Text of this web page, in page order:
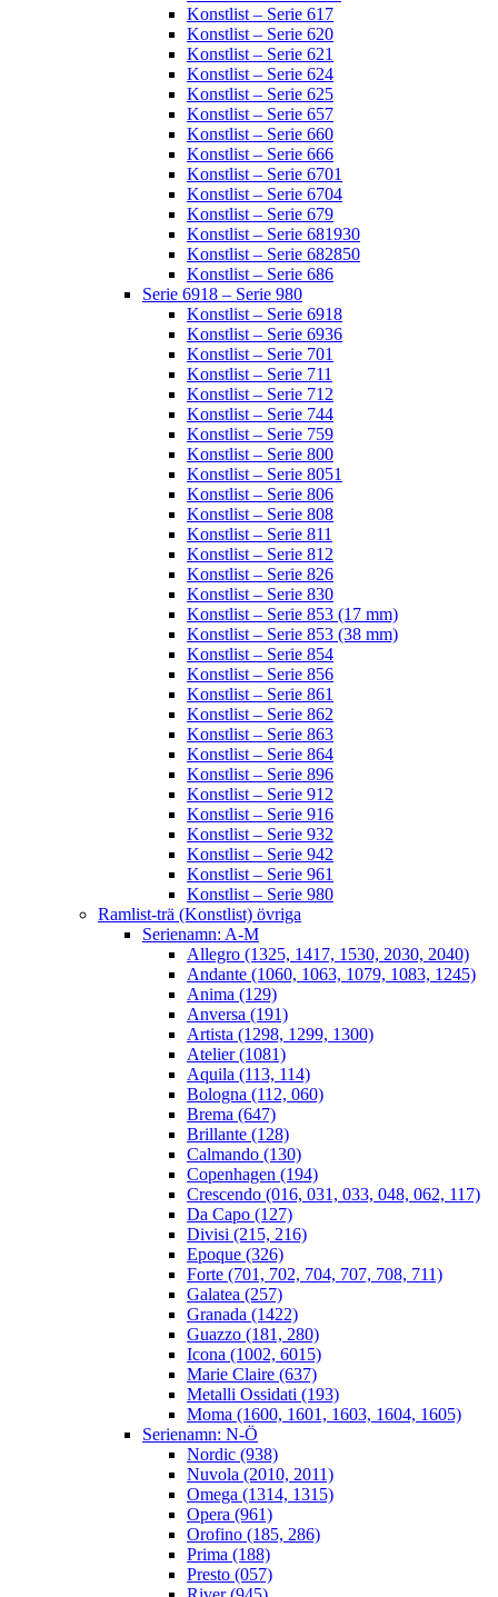
Konstlist – Serie 617
Konstlist – Serie 620
Konstlist – Serie 621
Konstlist – Serie 624
Konstlist – Serie 625
Konstlist – Serie 657
Konstlist – Serie 660
Konstlist – Serie 666
Konstlist – Serie 6701
Konstlist – Serie 6704
Konstlist – Serie 679
Konstlist – Serie 681930
Konstlist – Serie 682850
Konstlist – Serie 686
Serie 6918 – Serie 980
Konstlist – Serie 6918
Konstlist – Serie 6936
Konstlist – Serie 701
Konstlist – Serie 711
Konstlist – Serie 712
Konstlist – Serie 744
Konstlist – Serie 759
Konstlist – Serie 800
Konstlist – Serie 8051
Konstlist – Serie 806
Konstlist – Serie 808
Konstlist – Serie 811
Konstlist – Serie 812
Konstlist – Serie 826
Konstlist – Serie 830
Konstlist – Serie 853 (17 mm)
Konstlist – Serie 853 (38 mm)
Konstlist – Serie 854
Konstlist – Serie 856
Konstlist – Serie 861
Konstlist – Serie 862
Konstlist – Serie 863
Konstlist – Serie 864
Konstlist – Serie 896
Konstlist – Serie 912
Konstlist – Serie 916
Konstlist – Serie 932
Konstlist – Serie 942
Konstlist – Serie 961
Konstlist – Serie 980
Ramlist-trä (Konstlist) övriga
Serienamn: A-M
Allegro (1325, 1417, 1530, 2030, 2040)
Andante (1060, 1063, 1079, 1083, 1245)
Anima (129)
Anversa (191)
Artista (1298, 1299, 1300)
Atelier (1081)
Aquila (113, 114)
Bologna (112, 060)
Brema (647)
Brillante (128)
Calmando (130)
Copenhagen (194)
Crescendo (016, 031, 033, 048, 062, 117)
Da Capo (127)
Divisi (215, 216)
Epoque (326)
Forte (701, 702, 704, 707, 708, 711)
Galatea (257)
Granada (1422)
Guazzo (181, 280)
Icona (1002, 6015)
Marie Claire (637)
Metalli Ossidati (193)
Moma (1600, 1601, 1603, 1604, 1605)
Serienamn: N-Ö
Nordic (938)
Nuvola (2010, 2011)
Omega (1314, 1315)
Opera (961)
Orofino (185, 286)
Prima (188)
Presto (057)